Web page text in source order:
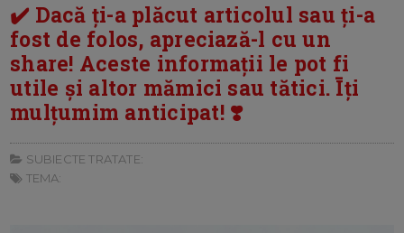
✔️ Dacă ți-a plăcut articolul sau ți-a
fost de folos, apreciază-l cu un
share! Aceste informații le pot fi
utile și altor mămici sau tătici. Īți
mulțumim anticipat! ❣️
SUBIECTE TRATATE:
TEMA: